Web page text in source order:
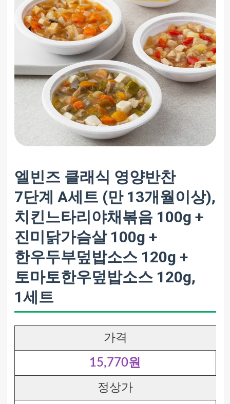
엘빈즈 클래식 영양반찬
7단계 A세트 (만 13개월이상),
치킨느타리야채볶음 100g +
진미닭가슴살 100g +
한우두부덮밥소스 120g +
토마토한우덮밥소스 120g,
1세트
가격
15,770원
정상가